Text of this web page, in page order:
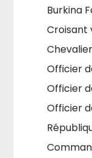
Burkina
Croisant
Officier
Officier
Officier